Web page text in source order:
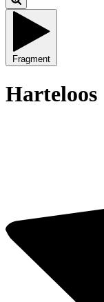
Fragment
Harteloos